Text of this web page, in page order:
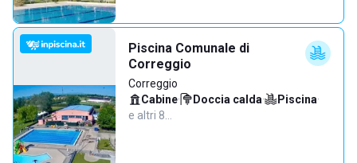
Piscina Comunale di
Correggio
Correggio
Cabine· Doccia calda· Piscina·
e altri 8…